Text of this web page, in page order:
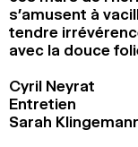
s’amusent à
tendre
avec la douce
Cyril Neyrat
Entretien
Sarah